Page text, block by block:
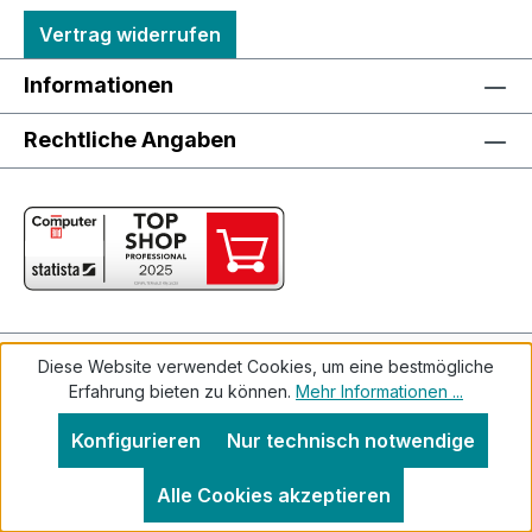
Vertrag widerrufen
Informationen
Rechtliche Angaben
Alle Preise inkl. gesetzl. Mehrwertsteuer zzgl.
Versandkostenund ggf. Nachnahmegebühren, wenn
Diese Website verwendet Cookies, um eine bestmögliche
Erfahrung bieten zu können. Mehr Informationen ...
Nur technisch notwendige
Konfigurieren
Alle Cookies akzeptieren